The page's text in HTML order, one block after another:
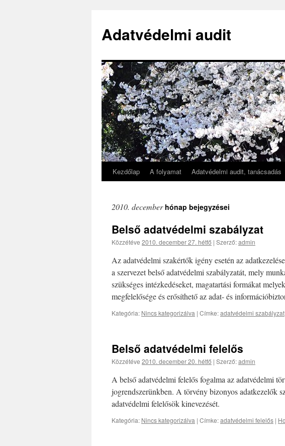
Adatvédelmi audit
Kilépés
tartalomba
Kezdőlap A folyamat Adatvédelmi audit, tanácsadás
2010. decemberhónap bejegyzései
Belső adatvédelmi szabályzat
Közzétéve 2010. december 27. hétfő | Szerző:admin
Az adatvédelmi szakértők igény esetén az
a szervezet belső adatvédelmi szabályzatát, mely
szükséges intézkedéseket, magatartási formákat
megfelelősége és erősíthető az adat- és
Kategória: Nincs kategorizálva | Címke:adatvédelmi szabályzat
Belső adatvédelmi felelős
Közzétéve 2010. december 20. hétfő | Szerző:admin
A belső adatvédelmi felelős fogalma az adatvédelmi
jogrendszerünkben. A törvény bizonyos adatkezelők
adatvédelmi felelősök kinevezését.
Kategória: Nincs kategorizálva | Címke:adatvédelmi felelős |